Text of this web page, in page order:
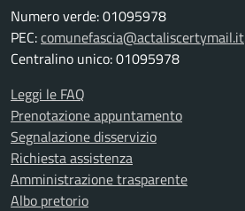
Numero verde: 01095978
PEC:comunefascia@actaliscertymail.it
Centralino unico: 01095978
Leggi le FAQ
Prenotazione appuntamento
Segnalazione disservizio
Richiesta assistenza
Amministrazione trasparente
Albo pretorio